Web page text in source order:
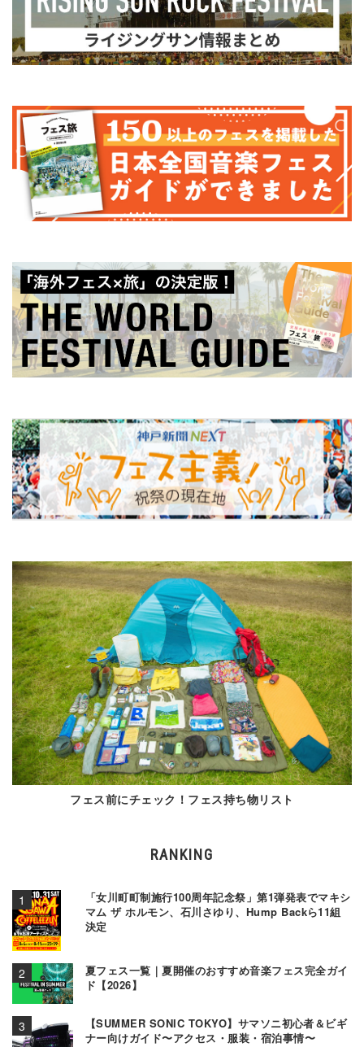
フェス前にチェック！フェス持ち物リスト
RANKING
「女川町町制施行100周年記念祭」第1弾発表でマキシ
マム ザ ホルモン、石川さゆり、Hump Backら11組
決定
夏フェス一覧｜夏開催のおすすめ音楽フェス完全ガイ
ド【2026】
【SUMMER SONIC TOKYO】サマソニ初心者＆ビギ
ナー向けガイド〜アクセス・服装・宿泊事情〜